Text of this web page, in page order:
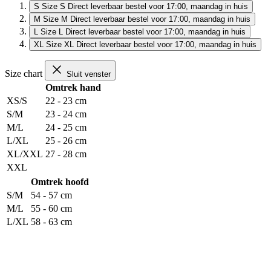
S Size S Direct leverbaar bestel voor 17:00, maandag in huis
M Size M Direct leverbaar bestel voor 17:00, maandag in huis
Size L Direct leverbaar bestel voor 17:00, maandag in huis
XL
Size XL Direct leverbaar bestel voor 17:00, maandag in huis
Size chart Sluit venster
Omtrek hand
XS/S
22 - 23 cm
S/M
23 - 24 cm
M/L
24 - 25 cm
L/XL
25 - 26 cm
XL/XXL 27 - 28 cm
XXL
Omtrek hoofd
S/M
54 - 57 cm
M/L
55 - 60 cm
L/XL 58 - 63 cm